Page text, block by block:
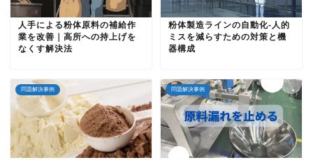
人手による粉体原料の補給作
業を改善｜高所への持上げを
なくす解決法
粉体製造ラインの自動化-人的
ミスを減らすための対策と機
器構成
問題解決事例 問題解決事例